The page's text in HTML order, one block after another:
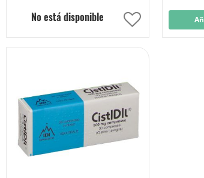
No está disponible
Añadir